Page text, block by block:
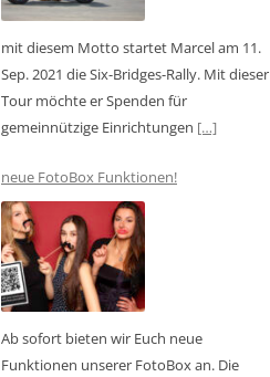
mit diesem Motto startet Marcel am 11.
Sep. 2021 die Six-Bridges-Rally. Mit dieser
Tour möchte er Spenden für
gemeinnützige Einrichtungen […]
neue FotoBox Funktionen!
Ab sofort bieten wir Euch neue
Funktionen unserer FotoBox an. Die